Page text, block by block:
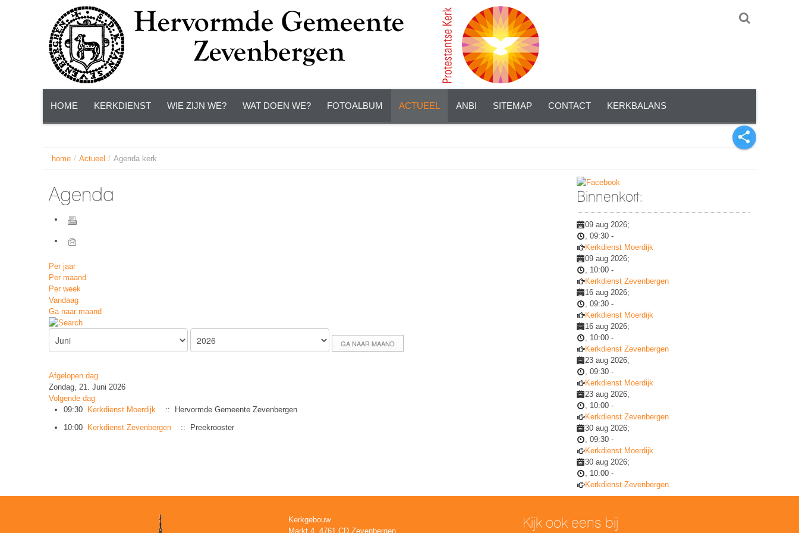
HOME KERKDIENST WIE ZIJN WE? WAT DOEN WE? FOTOALBUM ACTUEEL ANBI SITEMAP CONTACT KERKBALANS
home / Actueel / Agenda kerk
Agenda
Per jaar
Per maand
Per week
Vandaag
Ga naar maand
GA NAAR MAAND
Afgelopen dag
Zondag, 21. Juni 2026
Volgende dag
09:30
Kerkdienst Moerdijk
:: Hervormde Gemeente Zevenbergen
10:00
Kerkdienst Zevenbergen :: Preekrooster
Binnenkort:
09 aug 2026;
, 09:30 -
Kerkdienst Moerdijk
09 aug 2026;
, 10:00 -
Kerkdienst Zevenbergen
16 aug 2026;
, 09:30 -
Kerkdienst Moerdijk
16 aug 2026;
, 10:00 -
Kerkdienst Zevenbergen
23 aug 2026;
, 09:30 -
Kerkdienst Moerdijk
23 aug 2026;
, 10:00 -
Kerkdienst Zevenbergen
30 aug 2026;
, 09:30 -
Kerkdienst Moerdijk
30 aug 2026;
, 10:00 -
Kerkdienst Zevenbergen
Kerkgebouw
Markt 4, 4761 CD Zevenbergen
Kijk ook eens bij